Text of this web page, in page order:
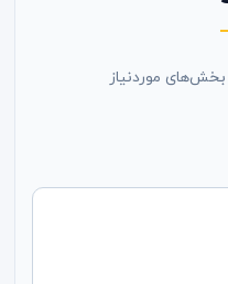
بخش‌های موردنیاز